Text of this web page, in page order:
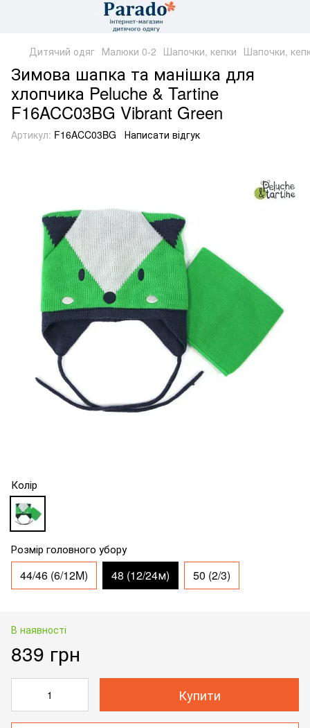
Дитячий одяг Малюки 0-2 Шапочки, кепки Шапочки,
Зимова шапка та манішка для
хлопчика Peluche & Tartine
F16ACC03BG Vibrant Green
Артикул: F16ACC03BG Написати відгук
Колір
Розмір головного убору
44/46 (6/12M) 48 (12/24м) 50 (2/3)
В наявності
839 грн
Купити